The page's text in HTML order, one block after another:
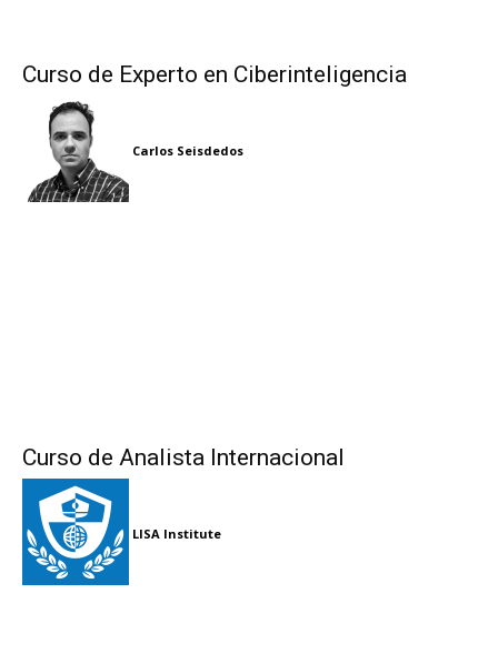
Curso de Experto en Ciberinteligencia
Carlos Seisdedos
Curso de Analista Internacional
LISA Institute